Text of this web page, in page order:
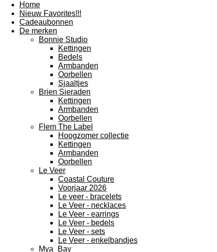
Home
Nieuw Favorites!!!
Cadeaubonnen
De merken
Bonnie Studio
Kettingen
Bedels
Armbanden
Oorbellen
Sjaaltjes
Brien Sieraden
Kettingen
Armbanden
Oorbellen
Flem The Label
Hoogzomer collectie
Kettingen
Armbanden
Oorbellen
Le Veer
Coastal Couture
Voorjaar 2026
Le veer - bracelets
Le Veer - necklaces
Le Veer - earrings
Le Veer - bedels
Le Veer - sets
Le Veer - enkelbandjes
Mya_Bay